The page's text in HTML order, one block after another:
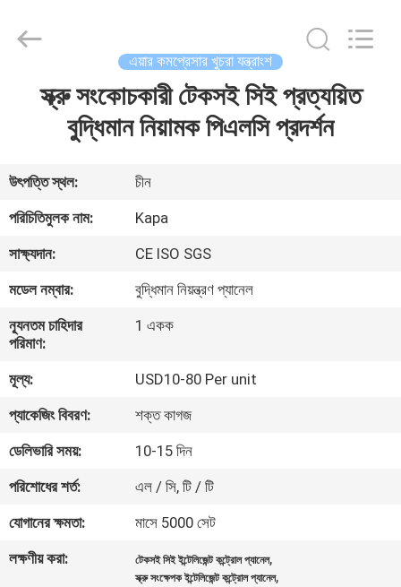
ভিডিও
আমাদের
সম্পর্কে
পরিদর্শন
গুণমান
নিয়ন্ত্রণ
আমাদের
সাথে
Gas
Technology
Reserved.
এয়ার কমপ্রেসার খুচরা যন্ত্রাংশ
স্ক্রু সংকোচকারী টেকসই সিই প্রত্যয়িত
বুদ্ধিমান নিয়ামক পিএলসি প্রদর্শন
উৎপত্তি স্থল:
চীন
পরিচিতিমুলক নাম:
Kapa
সাক্ষ্যদান:
CE ISO SGS
মডেল নম্বার:
বুদ্ধিমান নিয়ন্ত্রণ প্যানেল
ন্যূনতম চাহিদার
পরিমাণ:
1 একক
মূল্য:
USD10-80 Per unit
প্যাকেজিং বিবরণ:
শক্ত কাগজ
ডেলিভারি সময়:
10-15 দিন
পরিশোধের শর্ত:
এল / সি, টি / টি
যোগানের ক্ষমতা:
মাসে 5000 সেট
লক্ষণীয় করা:
টেকসই সিই ইন্টেলিজেন্ট কন্ট্রোল প্যানেল,
স্ক্রু সংক্ষেপক ইন্টেলিজেন্ট কন্ট্রোল প্যানেল,